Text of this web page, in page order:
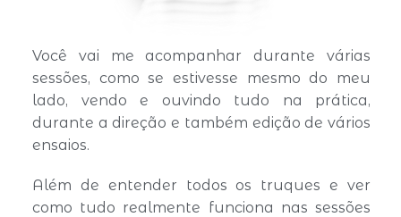
Você vai me acompanhar durante várias
sessões, como se estivesse mesmo do meu
lado, vendo e ouvindo tudo na prática,
durante a direção e também edição de vários
ensaios.
Além de entender todos os truques e ver
como tudo realmente funciona nas sessões